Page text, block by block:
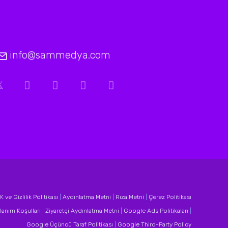
info@sammedya.com
ve Gizlilik Politikası Aydınlatma Metni Rıza Metni
Çerez Politikası
Koşulları Ziyaretçi Aydınlatma Metni Google Ads Politikaları
Google Üçüncü Taraf Politikası
Google Third-Party Policy